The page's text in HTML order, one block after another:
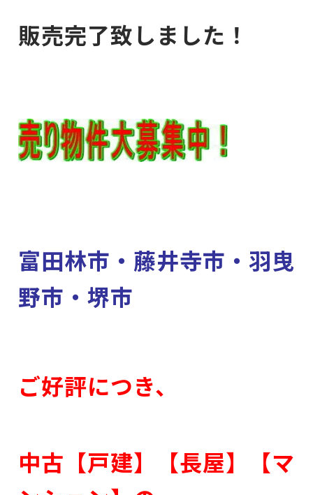
販売完了致しました！
富田林市・藤井寺市・羽曳
野市・堺市
ご好評につき、
中古【戸建】【長屋】【マ